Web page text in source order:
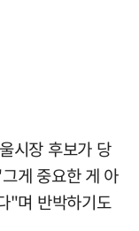
시장 후보가 당
게 중요한 게 아
"며 반박하기도